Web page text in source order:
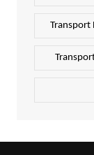
Transport